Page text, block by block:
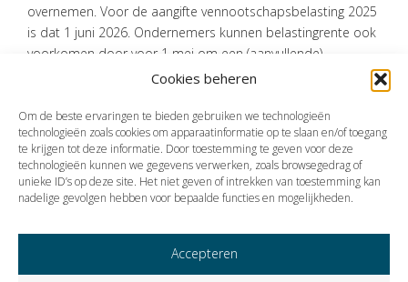
Cookies beheren
Om de beste ervaringen te bieden gebruiken we technologieën
technologieën zoals cookies om apparaatinformatie op te slaan en/of toegang
te krijgen tot deze informatie. Door toestemming te geven voor deze
technologieën kunnen we gegevens verwerken, zoals browsegedrag of
unieke ID’s op deze site. Het niet geven of intrekken van toestemming kan
nadelige gevolgen hebben voor bepaalde functies en mogelijkheden.
Accepteren
overnemen. Voor de aangifte vennootschapsbelasting 2025
is dat 1 juni 2026. Ondernemers kunnen belastingrente ook
voorkomen door voor 1 mei om een (aanvullende)
voorlopige aanslag te verzoeken.
Vorige Volgende